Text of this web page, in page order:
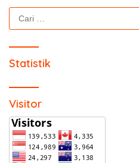
Cari
untuk:
Statistik
Visitor